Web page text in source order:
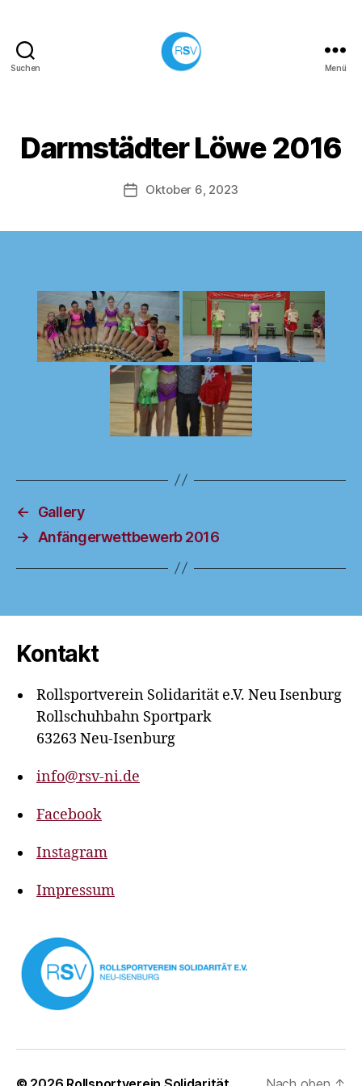
Suchen
Neu-
Isenburg
Menü
Darmstädter Löwe 2016
Veröffentlichungsdatum
Oktober 6, 2023
←
Gallery
→
Anfängerwettbewerb 2016
Kontakt
Rollsportverein Solidarität e.V. Neu Isenburg
Rollschuhbahn Sportpark
63263 Neu-Isenburg
info@rsv-ni.de
Facebook
Instagram
Impressum